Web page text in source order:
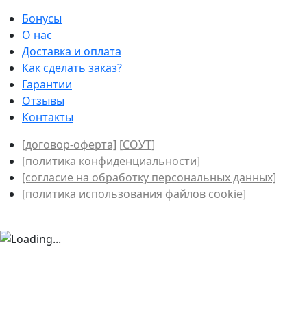
Бонусы
О нас
Доставка и оплата
Как сделать заказ?
Гарантии
Отзывы
Контакты
[договор-оферта] [СОУТ]
[политикa конфиденциальности]
[согласие на обработку персональных данных]
[политика использования файлов сookie]